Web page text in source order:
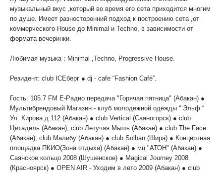
музыкальный вкус ,который во время его сета приходится многим
по душе. Имеет разносторонний подход к построению сета ,от
коммерческого House до Minimal и Techno, в зависимости от
формата вечеринки.
Любимая музыка : Minimal ,Techno, Progressive House.
Резидент: club ICEберг ● dj - cafe “Fashion Café”.
Гость: 105.7 FM Е-Радио передача "Горячая пятница" (Абакан) ●
Мультибрендовый Магазин - клуб молодежной одежды “ Эльф “
Ул. Кирова д.112 (Абакан) ● club Vertical (Саяногорск) ● club
Цитадель (Абакан), club Летучая Мышь (Абакан) ● club The Face
(Абакан), club Малибу (Абакан) ● club Solban (Шира) ● Концертная
площадка ПКИО(Зона отдыха) (Абакан) ● мц "АТОН" (Абакан) ●
Саянское кольцо 2008 (Шушенское) ● Magical Journey 2008
(Красноярск) ● OPEN AIR - Уходим в лето 2009 (Абакан) ● club